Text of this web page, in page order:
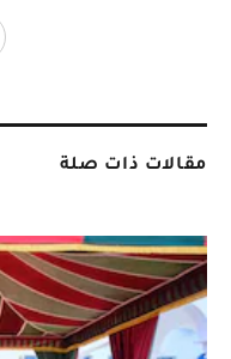
مقالات ذات صلة